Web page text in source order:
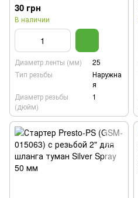
30 грн
В наличии
Диаметр ленты (мм)
25
Тип резьбы
Наружна
я
Диаметр резьбы
(дюйм)
1